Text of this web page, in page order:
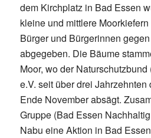
dem Kirchplatz in Bad Essen
kleine und mittlere
Bürger und Bürgerinnen
abgegeben. Die Bäume
Moor, wo der
e.V. seit über drei
Ende November absägt.
Gruppe (Bad Essen
Nabu eine Aktion in Bad